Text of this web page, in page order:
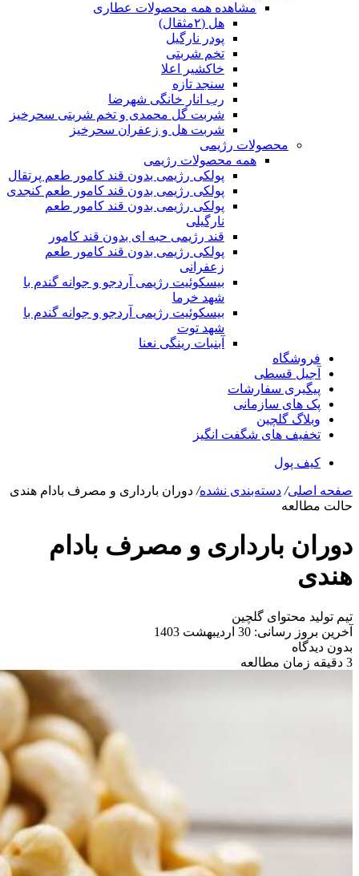
مشاهده همه محصولات عطاری
هل (۲مثقال)
پودر نارگیل
تخم شربتی
خاکشیر اعلا
سنجد تازه
رب انار خانگی شهرضا
شربت گل محمدی و تخم شربتی سحرخیز
شربت هل و زعفران سحرخیز
محصولات رژیمی
همه محصولات رژیمی
پولکی رژیمی بدون قند کامور طعم پرتقال
پولکی رژیمی بدون قند کامور طعم کنجدی
پولکی رژیمی بدون قند کامور طعم
نارگیلی
قند رژیمی حبه ای بدون قند کامور
پولکی رژیمی بدون قند کامور طعم
زعفرانی
بيسکوئيت رژیمی آردجو و جوانه گندم با
شهد خرما
بيسکوئيت رژیمی آردجو و جوانه گندم با
شهد توت
آبنبات رینگی نعنا
فروشگاه
آجیل قسطی
پیگیری سفارشات
پک های سازمانی
وبلاگ گلچین
تخفیف های شگفت انگیز
کیف پول
صفحه اصلی/ دسته‌بندی نشده/ دوران بارداری و مصرف بادام هندی
حالت مطالعه
دوران بارداری و مصرف بادام
هندی
تیم تولید محتوای گلچین
آخرین بروز رسانی: 30 اردیبهشت 1403
بدون دیدگاه
3 دقیقه زمان مطالعه